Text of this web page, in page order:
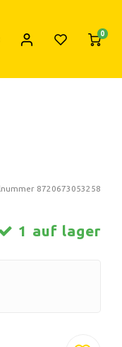
0
8720673053258
1 auf lager